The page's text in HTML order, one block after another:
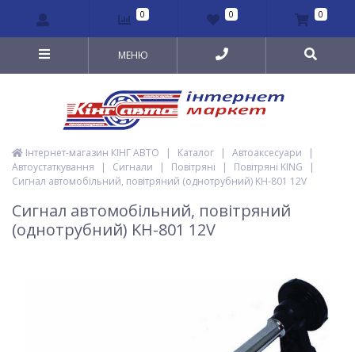
0 0 0
МЕНЮ
Інтернет-магазин КІНГ АВТО | Каталог | Автоаксесуари
|
Автоустаткування
| Сигнали | Повітряні | Повітряні KING
|
Сигнал автомобільний, повітряний (однотрубний) KH-801 12V
Сигнал автомобільний, повітряний
(однотрубний) KH-801 12V